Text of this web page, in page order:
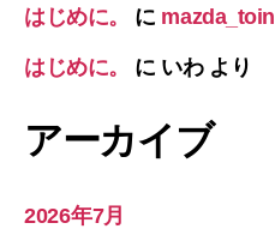
はじめに。 に mazda_toin
はじめに。 に いわより
アーカイブ
2026年7月